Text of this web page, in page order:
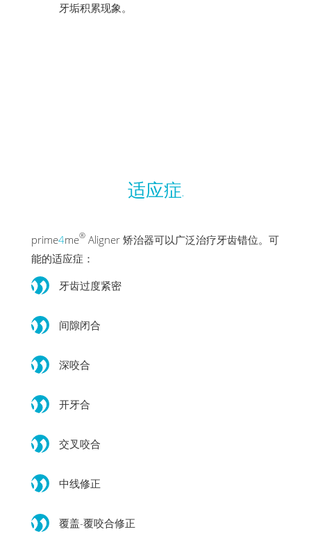
牙垢积累现象。
适应症.
prime4me® Aligner 矫治器可以广泛治疗牙齿错位。可
能的适应症：
牙齿过度紧密
间隙闭合
深咬合
开牙合
交叉咬合
中线修正
覆盖-覆咬合修正